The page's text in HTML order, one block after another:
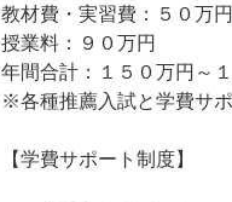
教材費・実習費：５０万円
授業料：９０万円
年間合計：１５０万円～
※各種推薦入試と学費サ
【学費サポート制度】